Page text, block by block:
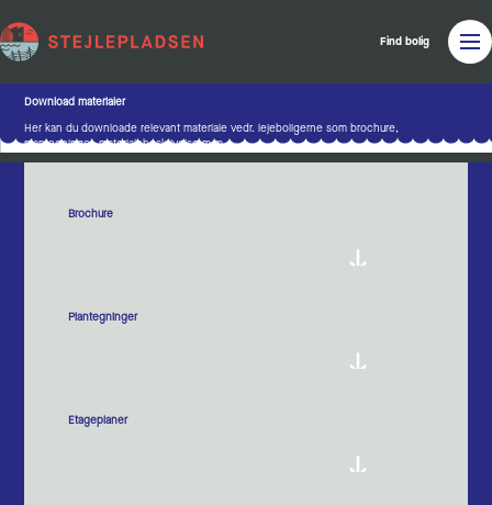
Find bolig
Download materialer
Her kan du downloade relevant materiale vedr. lejeboligerne som brochure,
plantegninger, materialebeskrivelse m.m.
Brochure
Plantegninger
Etageplaner